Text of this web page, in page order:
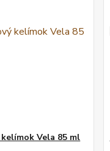
Vela 85 ml